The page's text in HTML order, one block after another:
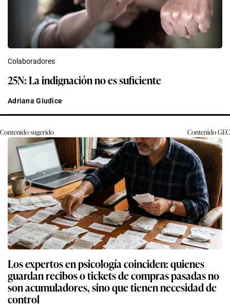
Colaboradores
25N: La indignación no es suficiente
Adriana Giudice
Contenido sugerido ContenidoGEC
Los expertos en psicología coinciden: quienes
guardan recibos o tickets de compras pasadas no
son acumuladores, sino que tienen necesidad de
control